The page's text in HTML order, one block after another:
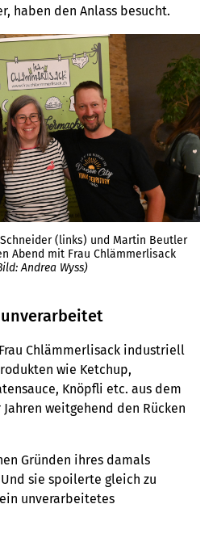
haben den Anlass besucht.
(links) und Martin Beutler
Abend mit Frau Chlämmerlisack
Andrea Wyss)
Chlämmerlisack industriell
wie Ketchup,
Knöpfli etc. aus dem
weitgehend den Rücken
Gründen ihres damals
sie spoilerte gleich zu
unverarbeitetes